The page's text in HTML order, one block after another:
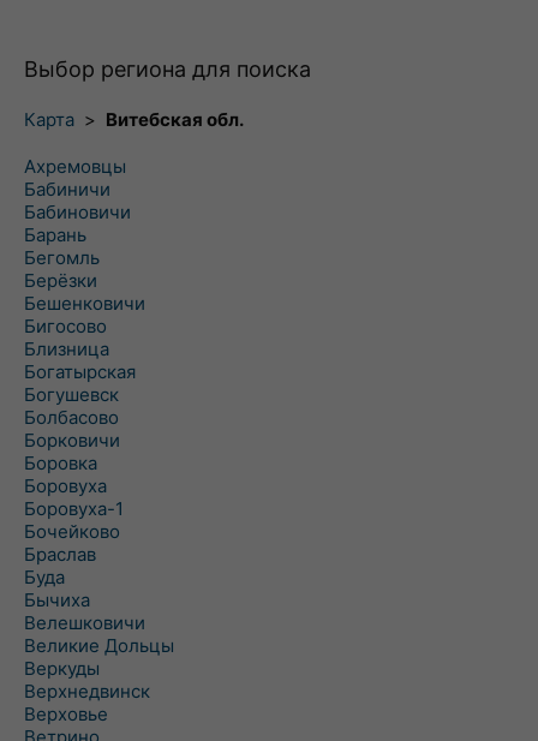
Выбор региона для поиска
Карта > Витебская обл.
Ахремовцы
Бабиничи
Бабиновичи
Барань
Бегомль
Берёзки
Бешенковичи
Бигосово
Близница
Богатырская
Богушевск
Болбасово
Борковичи
Боровка
Боровуха
Боровуха-1
Бочейково
Браслав
Буда
Бычиха
Велешковичи
Великие Дольцы
Веркуды
Верхнедвинск
Верховье